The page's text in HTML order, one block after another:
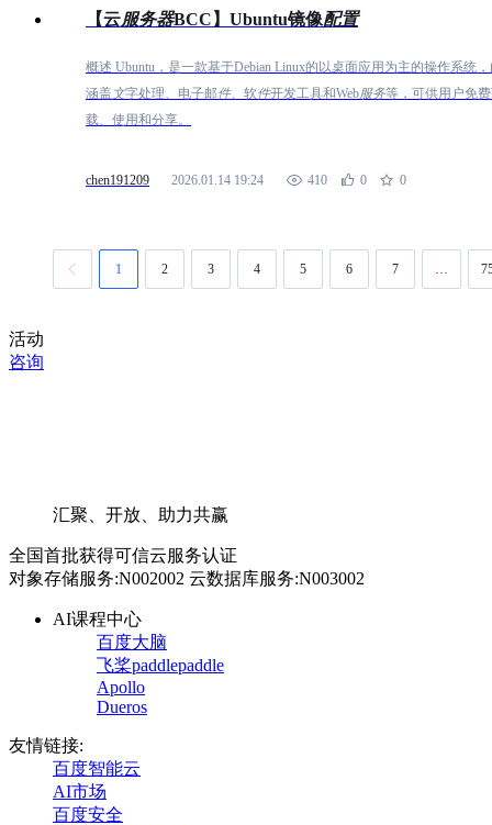
【云服务器BCC】Ubuntu镜像配置
概述 Ubuntu，是一款基于Debian Linux的以桌面应用为主的操作系统
涵盖 文字处理、电子邮件、软件开发工具和Web服务等，可供用户免
载、使用和分享。
chen191209 2026.01.14 19:24 410 0 0
1 2 3 4 5 6 7 …
活动
咨询
汇聚、开放、助力共赢
全国首批获得可信云服务认证
对象存储服务:N002002 云数据库服务:N003002
AI课程中心
百度大脑
飞桨paddlepaddle
Apollo
Dueros
友情链接:
百度智能云
AI市场
百度安全